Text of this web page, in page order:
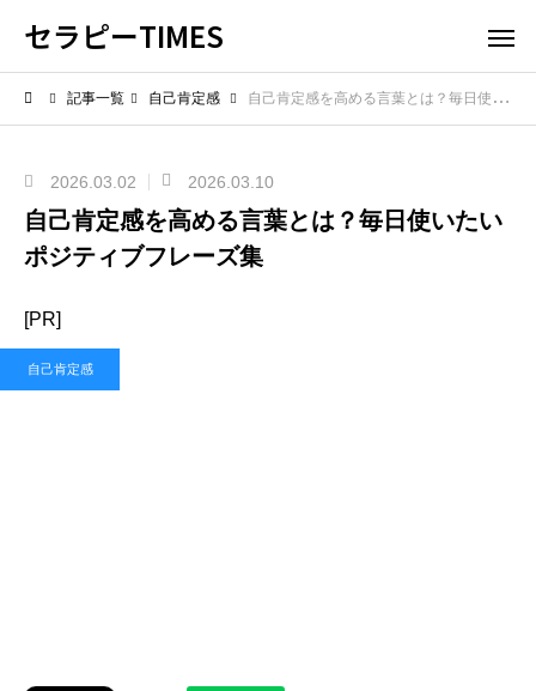
セラピーTIMES
記事一覧 自己肯定感 自己肯定感を高める言葉とは？毎日使いたいポジティブフレーズ集
2026.03.02 2026.03.10
自己肯定感を高める言葉とは？毎日使いたい
ポジティブフレーズ集
[PR]
自己肯定感